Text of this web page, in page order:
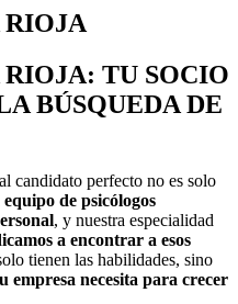
RIOJA
TU SOCIO
BÚSQUEDA DE
candidato perfecto no es solo
de psicólogos
, y nuestra especialidad
a encontrar a esos
tienen las habilidades, sino
empresa necesita para crecer